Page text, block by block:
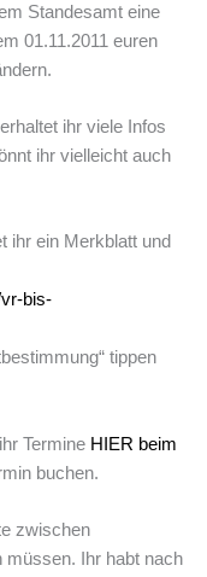
Standesamt eine
01.11.2011 euren
erhaltet ihr viele Infos
ihr vielleicht auch
ihr ein Merkblatt und
bis-
tippen
Termine HIER beim
buchen.
zwischen
müssen. Ihr habt nach